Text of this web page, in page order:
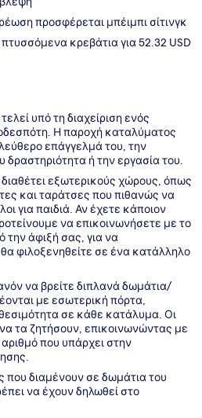
προσφέρεται μπέιμπι σίτινγκ
κρεβάτια για 52.32 USD
υπό τη διαχείριση ενός
Η παροχή καταλύματος
επάγγελμά του, την
δραστηριότητα ή την εργασία του.
εξωτερικούς χώρους, όπως
και ταράτσες που πιθανώς να
για παιδιά. Αν έχετε κάποιον
να επικοινωνήσετε με το
την άφιξή σας, για να
φιλοξενηθείτε σε ένα κατάλληλο
να βρείτε διπλανά δωμάτια/
με εσωτερική πόρτα,
σε κάθε κατάλυμα. Οι
τα ζητήσουν, επικοινωνώντας με
που υπάρχει στην
που διαμένουν σε δωμάτια του
να έχουν δηλωθεί στο